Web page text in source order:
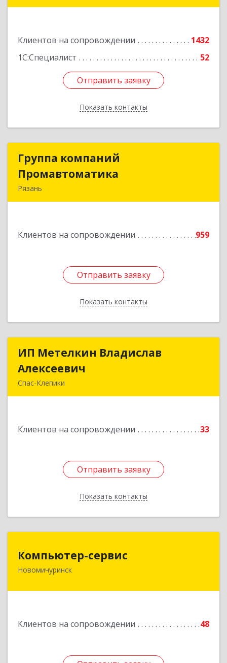
Клиентов на сопровождении
1432
1С:Специалист
52
Отправить заявку
Показать контакты
Отправить заявку
Назад
Группа компаний
Промавтоматика
Рязань
Клиентов на сопровождении 959
Отправить заявку
Показать контакты
Группа компаний
Промавтоматика
Подробнее
Отправить заявку
Назад
ИП Метелкин Владислав
Алексеевич
Спас-Клепики
Клиентов на сопровождении 33
Отправить заявку
Показать контакты
ИП Метелкин Владислав
Подробнее
Отправить заявку
Назад
Компьютер-сервис
Новомичуринск
Клиентов на сопровождении 48
391160, Рязанская обл, Пронский р-н,
Подробнее